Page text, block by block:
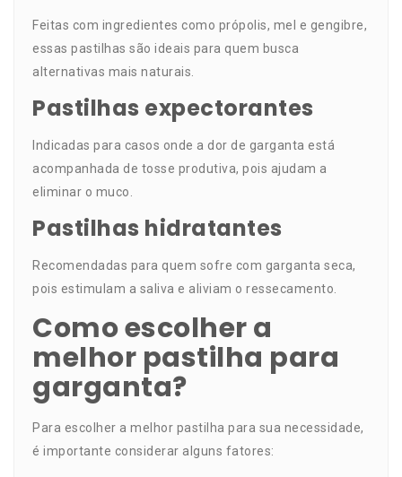
Feitas com ingredientes como própolis, mel e gengibre,
essas pastilhas são ideais para quem busca
alternativas mais naturais.
Pastilhas expectorantes
Indicadas para casos onde a dor de garganta está
acompanhada de tosse produtiva, pois ajudam a
eliminar o muco.
Pastilhas hidratantes
Recomendadas para quem sofre com garganta seca,
pois estimulam a saliva e aliviam o ressecamento.
Como escolher a
melhor pastilha para
garganta?
Para escolher a melhor pastilha para sua necessidade,
é importante considerar alguns fatores: